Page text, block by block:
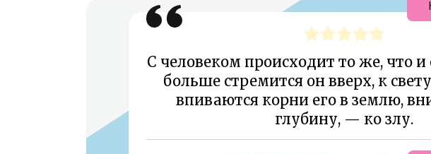
С человеком происходит то же, что
больше стремится он вверх, к
впиваются корни его в землю,
глубину, — ко злу.